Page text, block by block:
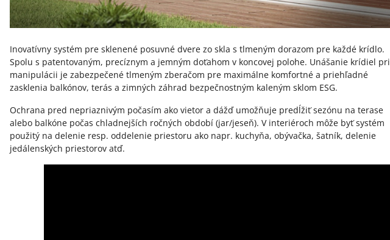
Inovatívny systém pre sklenené posuvné dvere zo skla s tlmeným dorazom pre každé krídlo.
Spolu s patentovaným, precíznym a jemným doťahom v koncovej polohe. Unášanie krídiel pri
manipulácii je zabezpečené tlmeným zberačom pre maximálne komfortné a priehľadné
zasklenia balkónov, terás a zimných záhrad bezpečnostným kaleným sklom ESG.
Ochrana pred nepriaznivým počasím ako vietor a dážď umožňuje predĺžiť sezónu na terase
alebo balkóne počas chladnejších ročných období (jar/jeseň). V interiéroch môže byť systém
použitý na delenie resp. oddelenie priestoru ako napr. kuchyňa, obývačka, šatník, delenie
jedálenských priestorov atď.